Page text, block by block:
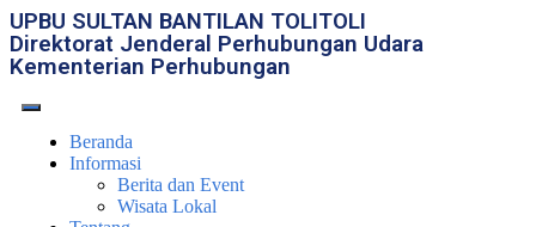
UPBU SULTAN BANTILAN TOLITOLI
Direktorat Jenderal Perhubungan Udara
Kementerian Perhubungan
Beranda
Informasi
Berita dan Event
Wisata Lokal